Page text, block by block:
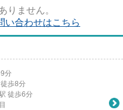
りません。
い合わせはこちら
9分
徒歩8分
徒歩6分